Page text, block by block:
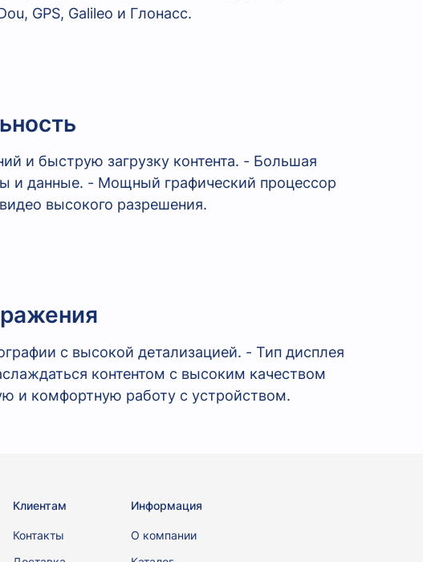
GPS, Galileo и Глонасс.
и быструю загрузку контента. - Большая
и данные. - Мощный графический процессор
высокого разрешения.
с высокой детализацией. - Тип дисплея
контентом с высоким качеством
и комфортную работу с устройством.
Клиентам
Контакты
Информация
О компании